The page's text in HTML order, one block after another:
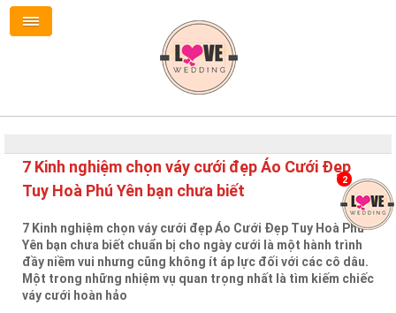
7 Kinh nghiệm chọn váy cưới đẹp Áo Cưới Đẹp
Tuy Hoà Phú Yên bạn chưa biết
7 Kinh nghiệm chọn váy cưới đẹp Áo Cưới Đẹp Tuy Hoà Phú
Yên bạn chưa biết chuẩn bị cho ngày cưới là một hành trình
đầy niềm vui nhưng cũng không ít áp lực đối với các cô dâu.
Một trong những nhiệm vụ quan trọng nhất là tìm kiếm chiếc
váy cưới hoàn hảo
2